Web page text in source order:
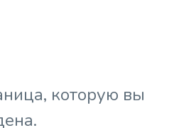
которую вы